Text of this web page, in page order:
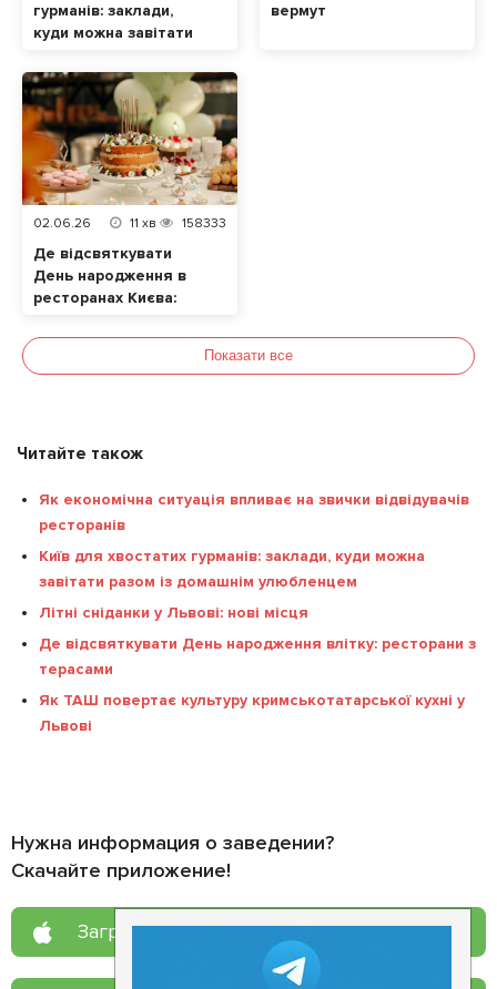
гурманів: заклади,
куди можна завітати
улюбленцем
вермут
02.06.26 11 хв 158333
Де відсвяткувати
День народження в
ресторанах Києва:
Показати все
Читайте також
Як економічна ситуація впливає на звички відвідувачів
ресторанів
Київ для хвостатих гурманів: заклади, куди можна
завітати разом із домашнім улюбленцем
Літні сніданки у Львові: нові місця
Де відсвяткувати День народження влітку: ресторани з
терасами
Як ТАШ повертає культуру кримськотатарської кухні у
Львові
Нужна информация о заведении?
Скачайте приложение!
Загрузите в App Store